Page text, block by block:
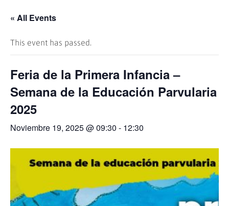
« All Events
This event has passed.
Feria de la Primera Infancia –
Semana de la Educación Parvularia
2025
Noviembre 19, 2025 @ 09:30 - 12:30